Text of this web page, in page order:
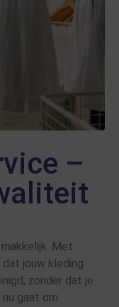
–
Met
jouw kleding
zonder dat je
gaat om